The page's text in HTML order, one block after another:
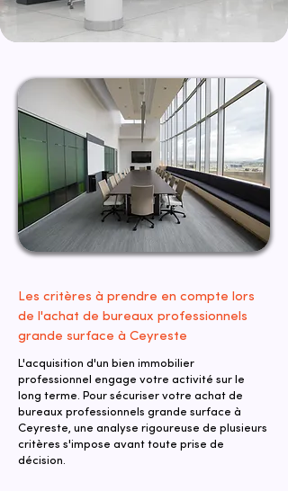
Les critères à prendre en compte lors
de l'achat de bureaux professionnels
grande surface à Ceyreste
L'acquisition d'un bien immobilier
professionnel engage votre activité sur le
long terme. Pour sécuriser votre achat de
bureaux professionnels grande surface à
Ceyreste, une analyse rigoureuse de plusieurs
critères s'impose avant toute prise de
décision.